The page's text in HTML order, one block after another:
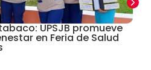
(24)
UPSJB promueve
en Feria de Salud